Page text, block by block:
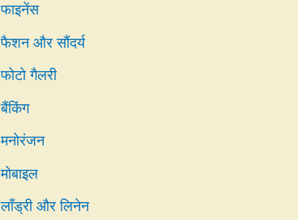
फाइनेंस
फैशन और सौंदर्य
फोटो गैलरी
बैंकिंग
मनोरंजन
मोबाइल
लाँड्री और लिनेन